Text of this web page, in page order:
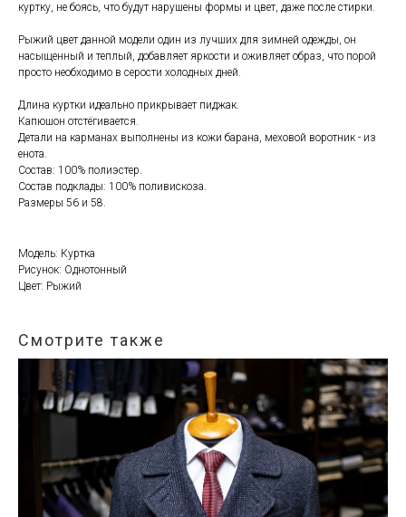
куртку, не боясь, что будут нарушены формы и цвет, даже после стирки.
Рыжий цвет данной модели один из лучших для зимней одежды, он
насыщенный и теплый, добавляет яркости и оживляет образ, что порой
просто необходимо в серости холодных дней.
Длина куртки идеально прикрывает пиджак.
Капюшон отстёгивается.
Детали на карманах выполнены из кожи барана, меховой воротник - из
енота.
Состав: 100% полиэстер.
Состав подклады: 100% поливискоза.
Размеры 56 и 58.
Модель: Куртка
Рисунок: Однотонный
Цвет: Рыжий
Смотрите также